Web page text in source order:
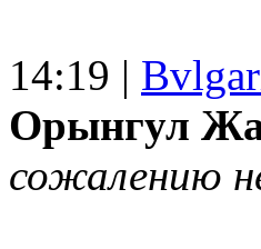
14:19 |
Орынгул
сожалению